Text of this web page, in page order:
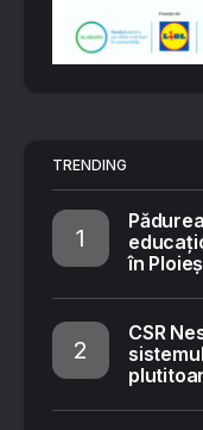
TRENDING
în
CSR